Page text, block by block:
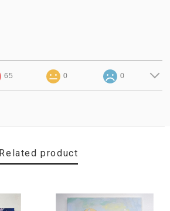
65 0 0
Related product